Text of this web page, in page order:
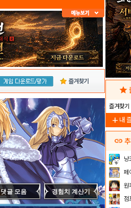
즐겨찾기
댓글 모음 경험치 계산기
star
즐겨찾기
add 내
link
냥
점